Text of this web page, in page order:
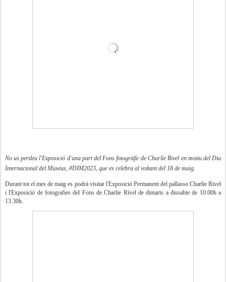
No us perdeu l'Exposició d'una part del Fons fotogràfic de Charlie Rivel en motiu del Dia
Internacional del Museus, #DIM2023, que es celebra al voltant del 18 de maig.
Durant tot el mes de maig es podrà visitar l'Exposició Permanent del pallasso Charlie Rivel
i l'Exposició de fotografies del Fons de Charlie Rivel de dimarts a dissabte de 10.00h a
13.30h.